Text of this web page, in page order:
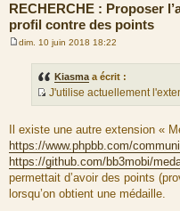
RECHERCHE : Proposer
profil contre des points
dim. 10 juin 2018 18:22
Kiasma a écrit :
S
u
r
c
e
d
J'utilise actuellement
Il existe une autre extension «
https://www.phpbb.com/
https://github.com/bb3mobi/
permettait d’avoir des points
lorsqu’on obtient une médaille.